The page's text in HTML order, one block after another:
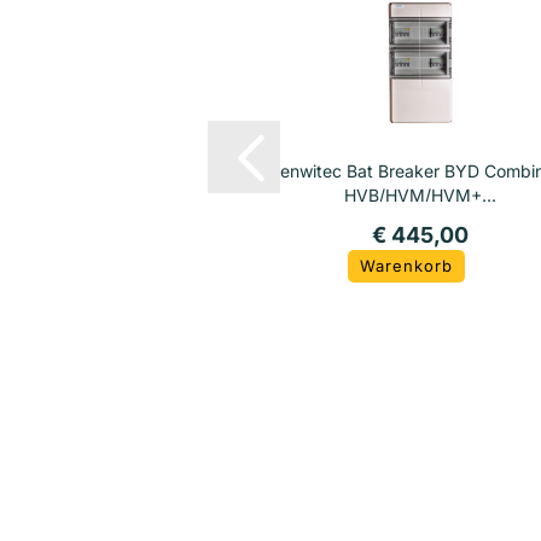
enwitec Bat Breaker BYD
HVB/HVM/HVM+...
€ 445,00
Warenkorb